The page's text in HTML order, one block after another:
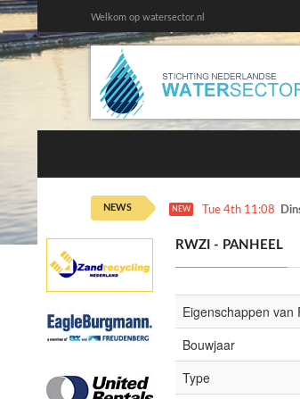
Welkom op watersector.nl
NEWS NEW Tue 4th 11:08
RWZI - PANHEEL
Eigenschappen van
Bouwjaar
Type